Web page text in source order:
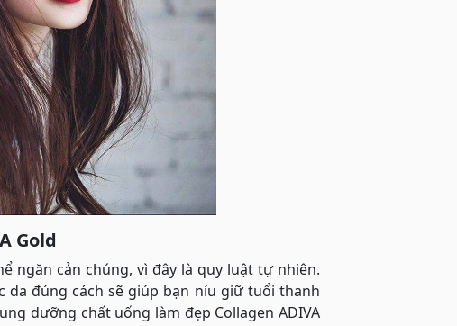
Gold
ngăn cản chúng, vì đây là quy luật tự nhiên.
da đúng cách sẽ giúp bạn níu giữ tuổi thanh
dưỡng chất uống làm đẹp Collagen ADIVA